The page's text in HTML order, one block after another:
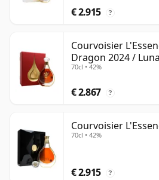
€ 2.915 ?
Courvoisier
Dragon 2024 /
70cl • 42%
€ 2.867 ?
Courvoisier
70cl • 42%
€ 2.915 ?